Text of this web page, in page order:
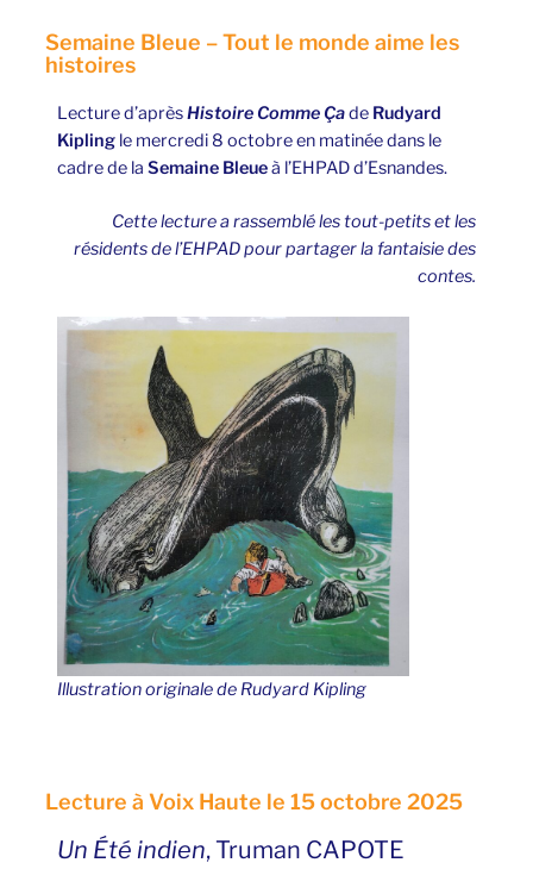
Semaine Bleue – Tout le monde aime les
histoires
Lecture d’aprèsHistoire Comme Çade Rudyard
Kipling le mercredi 8 octobre en matinée dans le
cadre de la Semaine Bleueà l’EHPAD d’Esnandes.
Cette lecture a rassemblé les tout-petits et les
résidents de l’EHPAD pour partager la fantaisie des
contes.
Illustration originale de Rudyard Kipling
Lecture à Voix Haute le 15 octobre 2025
Un Été indien, Truman CAPOTE